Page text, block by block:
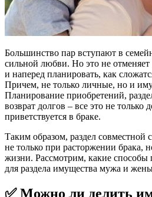
Большинство пар вступают в
сильной любви. Но это не
и наперед планировать, как
Причем, не только личные, но и
Планирование приобретений,
возврат долгов – все это не только
приветствуется в браке.
Таким образом, раздел совместной
не только при расторжении брака,
жизни. Рассмотрим, какие способы
для раздела имущества мужа и жены
✅ Можно ли делить